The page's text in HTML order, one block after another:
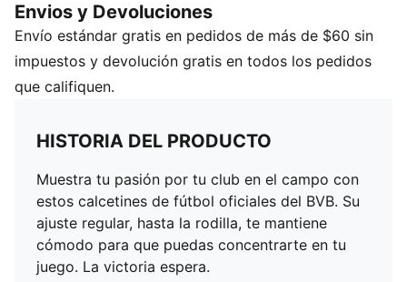
Corte regular
Hasta la rodilla
Marca oficial del equipo
Elementos de diseño característicos de PUMA
Elastano
Envios y Devoluciones
Envío estándar gratis en pedidos de más de $60 sin
impuestos y devolución gratis en todos los pedidos
que califiquen.
HISTORIA DEL PRODUCTO
Muestra tu pasión por tu club en el campo con
estos calcetines de fútbol oficiales del BVB. Su
ajuste regular, hasta la rodilla, te mantiene
cómodo para que puedas concentrarte en tu
juego. La victoria espera.